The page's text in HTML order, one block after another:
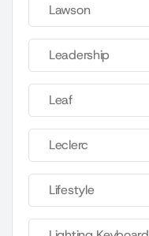
Lawson
Leadership
Leaf
Leclerc
Lifestyle